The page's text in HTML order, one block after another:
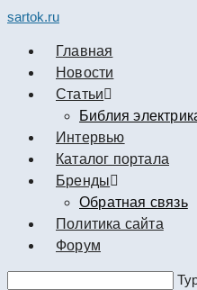
sartok.ru
Главная
Новости
Cтатьи
Библия
Интервью
Каталог портала
Бренды
Обратная связь
Политика сайта
Форум